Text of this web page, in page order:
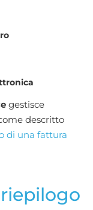
gestisce
descritto
di una fattura